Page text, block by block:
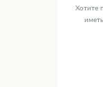
Хотите